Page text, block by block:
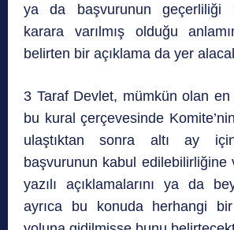
ya da başvurunun geçerliliği
karara varılmış olduğu
belirten bir açıklama da yer
3 Taraf Devlet, mümkün olan en
bu kural çerçevesinde
ulaştıktan sonra altı ay
başvurunun kabul edilebilirliğine
yazılı açıklamalarını ya da
ayrıca bu konuda herhangi